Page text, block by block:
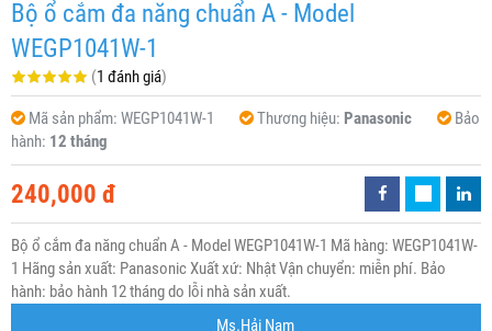
Bộ ổ cắm đa năng chuẩn A - Model
WEGP1041W-1
(1 đánh giá)
Mã sản phẩm: WEGP1041W-1 Thương hiệu: Panasonic
Bảo
hành: 12 tháng
240,000 đ
Bộ ổ cắm đa năng chuẩn A - Model WEGP1041W-1 Mã hàng: WEGP1041W-
1 Hãng sản xuất: Panasonic Xuất xứ: Nhật Vận chuyển: miễn phí. Bảo
hành: bảo hành 12 tháng do lỗi nhà sản xuất.
Ms.Hải Nam